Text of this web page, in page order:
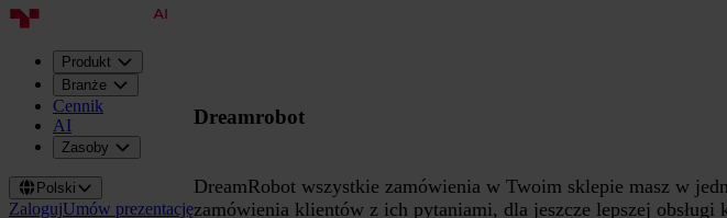
Produkt
Branże
Cennik
AI
Zasoby
Polski
ZalogujUmów prezentację
Dreamrobot
DreamRobot wszystkie zamówienia w Twoim sklepie masz w
zamówienia klientów z ich pytaniami, dla jeszcze lepszej obsługi